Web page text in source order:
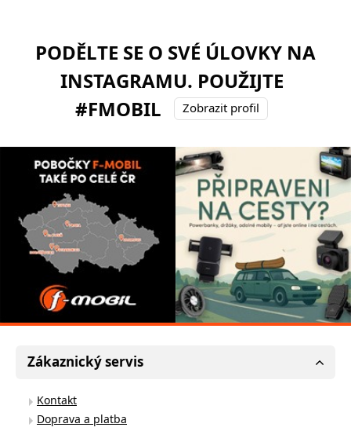
PODĚLTE SE O SVÉ ÚLOVKY NA
INSTAGRAMU. POUŽIJTE
#FMOBIL
Zobrazit profil
Zákaznický servis
Kontakt
Doprava a platba